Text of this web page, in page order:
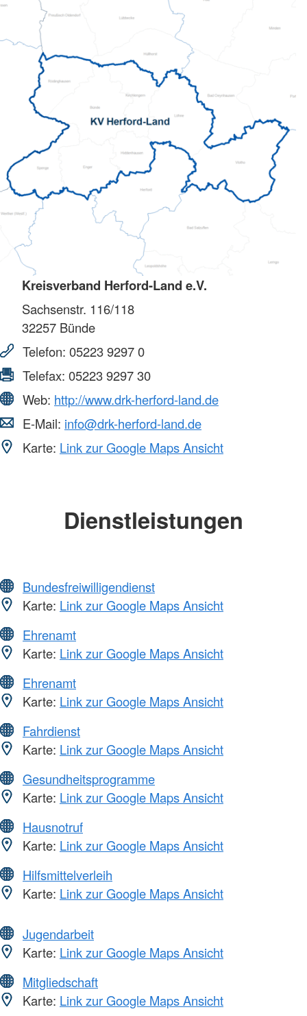
Kreisverband Herford-Land e.V.
Sachsenstr. 116/118
32257 Bünde
Telefon: 05223 9297 0
Telefax: 05223 9297 30
Web: http://www.drk-herford-land.de
E-Mail: info@drk-herford-land.de
Karte: Link zur Google Maps Ansicht
Dienstleistungen
Bundesfreiwilligendienst
Karte: Link zur Google Maps Ansicht
Ehrenamt
Karte: Link zur Google Maps Ansicht
Ehrenamt
Karte: Link zur Google Maps Ansicht
Fahrdienst
Karte: Link zur Google Maps Ansicht
Gesundheitsprogramme
Karte: Link zur Google Maps Ansicht
Hausnotruf
Karte: Link zur Google Maps Ansicht
Hilfsmittelverleih
Karte: Link zur Google Maps Ansicht
Jugendarbeit
Karte: Link zur Google Maps Ansicht
Mitgliedschaft
Karte: Link zur Google Maps Ansicht